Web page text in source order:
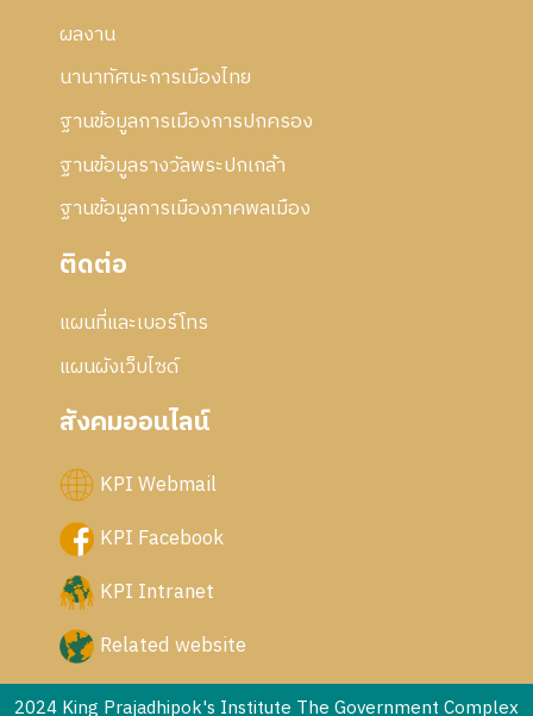
ผลงาน
นานาทัศนะการเมืองไทย
ฐานข้อมูลการเมืองการปกครอง
ฐานข้อมูลรางวัลพระปกเกล้า
ฐานข้อมูลการเมืองภาคพลเมือง
ติดต่อ
แผนที่และเบอร์โทร
แผนผังเว็บไซด์
สังคมออนไลน์
KPI Webmail
KPI Facebook
KPI Intranet
Related website
2024 King Prajadhipok's Institute The Government Complex